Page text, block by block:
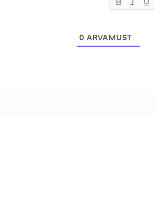
0 ARVAMUST